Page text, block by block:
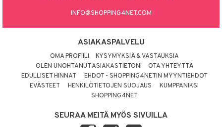
INFO@SHOPPING4NET.COM
ASIAKASPALVELU
OMA PROFIILI
KYSYMYKSIÄ & VASTAUKSIA
OLEN UNOHTANUT ASIAKASTIETONI
OTA YHTEYTTÄ
EDULLISET HINNAT
EHDOT - SHOPPING4NETIN MYYNTIEHDOT
EVÄSTEET
HENKILÖTIETOJEN SUOJAUS
KUMPPANIKSI
SHOPPING4NET
SEURAA MEITÄ MYÖS SIVUILLA